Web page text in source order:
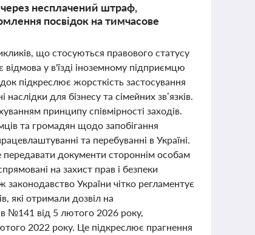
через несплачений штраф,
посвідок на тимчасове
що стосуються правового статусу
відмова у в'їзді іноземному підприємцю
підкреслює жорсткість застосування
для бізнесу та сімейних зв’язків.
принципу співмірності заходів.
та громадян щодо запобігання
та перебуванні в Україні.
документи стороннім особам
на захист прав і безпеки
України чітко регламентує
які отримали дозвіл на
№141 від 5 лютого 2026 року,
2022 року. Це підкреслює прагнення